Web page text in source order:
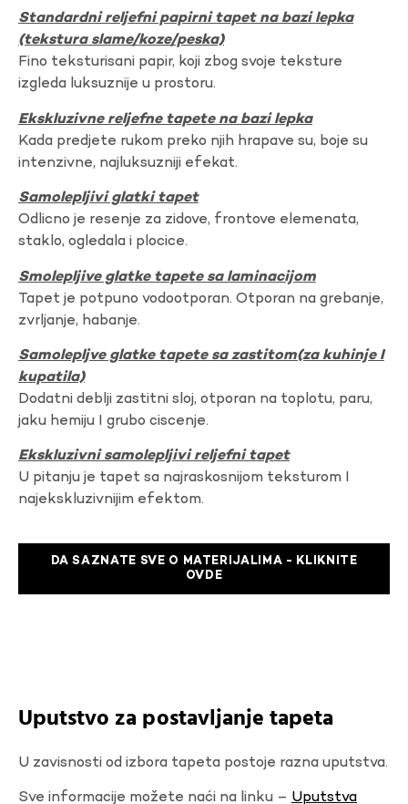
Standardni reljefni papirni tapet na bazi lepka
(tekstura slame/koze/peska)
Fino teksturisani papir, koji zbog svoje teksture
izgleda luksuznije u prostoru.
Ekskluzivne reljefne tapete na bazi lepka
Kada predjete rukom preko njih hrapave su, boje su
intenzivne, najluksuzniji efekat.
Samolepljivi glatki tapet
Odlicno je resenje za zidove, frontove elemenata,
staklo, ogledala i plocice.
Smolepljive glatke tapete sa laminacijom
Tapet je potpuno vodootporan. Otporan na grebanje,
zvrljanje, habanje.
Samolepljve glatke tapete sa zastitom(za kuhinje I
kupatila)
Dodatni deblji zastitni sloj, otporan na toplotu, paru,
jaku hemiju I grubo ciscenje.
Ekskluzivni samolepljivi reljefni tapet
U pitanju je tapet sa najraskosnijom teksturom I
najekskluzivnijim efektom.
DA SAZNATE SVE O MATERIJALIMA - KLIKNITE
OVDE
Uputstvo za postavljanje tapeta
U zavisnosti od izbora tapeta postoje razna uputstva.
Sve informacije možete naći na linku – Uputstva